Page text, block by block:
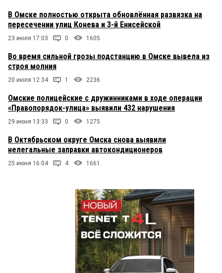
В Омске полностью открыта обновлённая развязка на
пересечении улиц Конева и 3-й Енисейской
23 июля 17:03 0 1605
Во время сильной грозы подстанцию в Омске вывела из
строя молния
20 июля 12:34 1 2236
Омские полицейские с дружинниками в ходе операции
«Правопорядок-улица» выявили 432 нарушения
29 июня 13:33 0 1275
В Октябрьском округе Омска снова выявили
нелегальные заправки автокондиционеров
25 июня 16:04 4 1661